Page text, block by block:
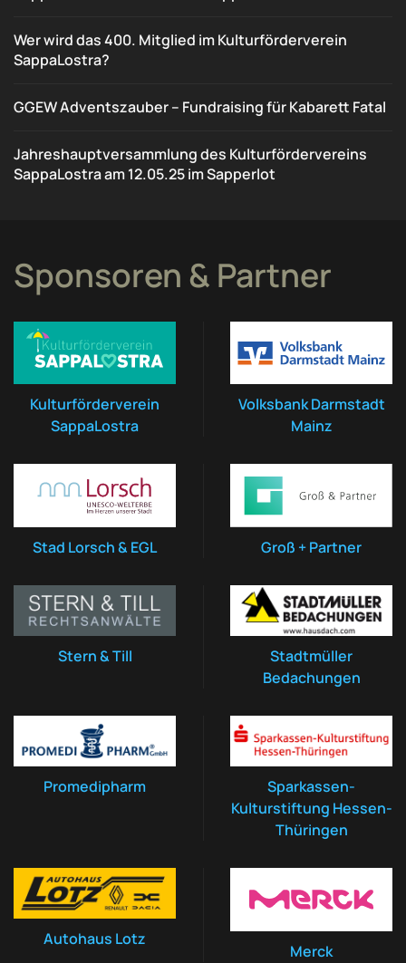
Wer wird das 400. Mitglied im Kulturförderverein
SappaLostra?
GGEW Adventszauber – Fundraising für Kabarett Fatal
Jahreshauptversammlung des Kulturfördervereins
SappaLostra am 12.05.25 im Sapperlot
Sponsoren & Partner
Kulturförderverein
SappaLostra
Volksbank Darmstadt
Mainz
Stad Lorsch & EGL Groß + Partner
Stern & Till
Stadtmüller
Bedachungen
Promedipharm
Sparkassen-
Kulturstiftung Hessen-
Thüringen
Autohaus Lotz
Merck